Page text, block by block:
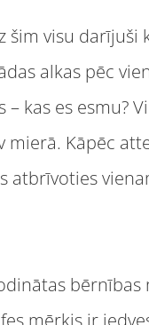
visu darījuši
alkas pēc
kas es esmu?
Kāpēc
atbrīvoties
bērnības
mērķis ir